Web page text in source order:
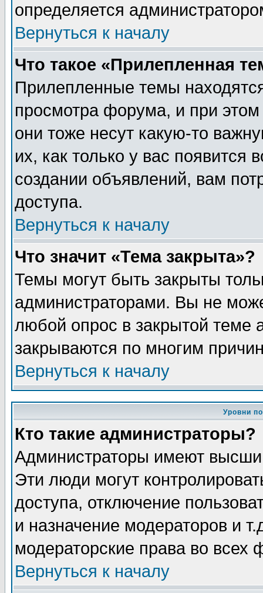
определяется
Вернуться к началу
Что такое «Прилепленная
Прилепленные темы
просмотра форума, и при
они тоже несут какую-то
их, как только у вас появится
создании объявлений, вам
доступа.
Вернуться к началу
Что значит «Тема закрыта»?
Темы могут быть закрыты
администраторами. Вы не
любой опрос в закрытой теме
закрываются по многим
Вернуться к началу
Уровни
Кто такие администраторы?
Администраторы имеют
Эти люди могут
доступа, отключение
и назначение модераторов и
модераторские права во всех
Вернуться к началу